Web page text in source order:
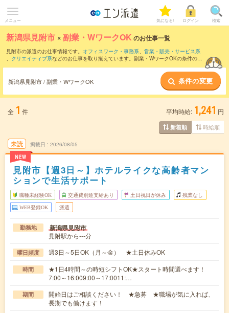
メニュー 気になる! ログイン 検索
新潟県見附市 ×副業・WワークOK のお仕事一覧
見附市の派遣のお仕事情報です。 オフィスワーク・事務系、 営業・販売・サービス系
、 クリエイティブ系などのお仕事を取り揃えています。副業・WワークOKの条件の他
新潟県見附市 / 副業・WワークOK 条件の変更
全 1 件 平均時給: 1,241 円
新着順 時給順
未読
NEW
掲載日 2026/08/05
見附市【週3日～】ホテルライクな高齢者マン
ションで生活サポート
職種未経験OK 交通費別途支給あり 土日祝日が休み 残業なし
WEB登録OK 派遣
勤務地 新潟県見附市
見附駅から---分
曜日頻度 週3日～5日OK（月～金） ★土日休みOK
時間
★1日4時間～の時短シフトOK★スタート時間選べます！
7:00～16:009:00～17:0011:…
期間
開始日はご相談ください！ ★急募 ★職場が気に入れば、
長期でも働けます！